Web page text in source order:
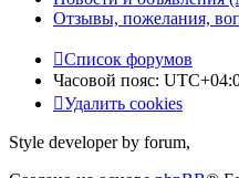
Отзывы, пожелания,
Список форумов
Часовой пояс:
Удалить cookies
Style developer by forum,